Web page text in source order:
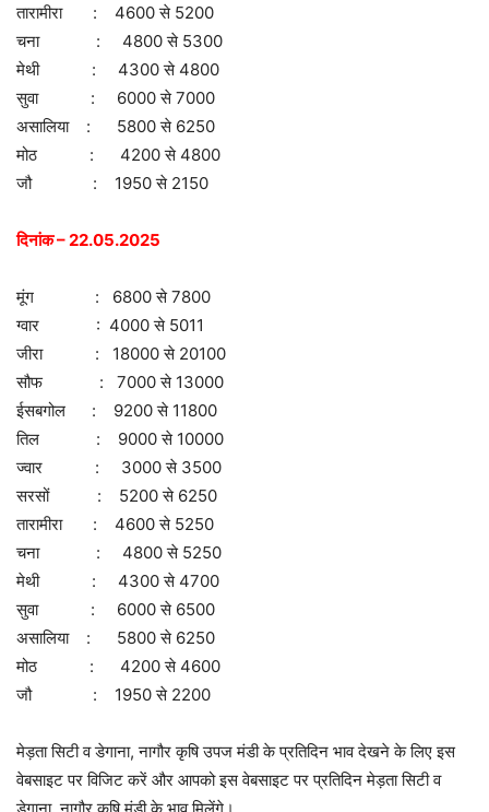
तारामीरा : 4600 से 5200
चना : 4800 से 5300
मेथी : 4300 से 4800
सुवा : 6000 से 7000
असालिया : 5800 से 6250
मोठ : 4200 से 4800
जौ : 1950 से 2150
दिनांक – 22.05.2025
मूंग : 6800 से 7800
ग्वार : 4000 से 5011
जीरा : 18000 से 20100
सौफ : 7000 से 13000
ईसबगोल : 9200 से 11800
तिल : 9000 से 10000
ज्वार : 3000 से 3500
सरसों : 5200 से 6250
तारामीरा : 4600 से 5250
चना : 4800 से 5250
मेथी : 4300 से 4700
सुवा : 6000 से 6500
असालिया : 5800 से 6250
मोठ : 4200 से 4600
जौ : 1950 से 2200
मेड़ता सिटी व डेगाना, नागौर कृषि उपज मंडी के प्रतिदिन भाव देखने के लिए इस
वेबसाइट पर विजिट करें और आपको इस वेबसाइट पर प्रतिदिन मेड़ता सिटी व